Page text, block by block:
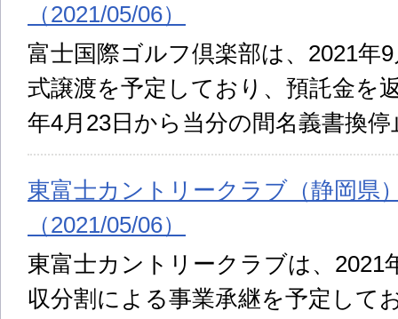
（2021/05/06）
富士国際ゴルフ倶楽部は、2021年
式譲渡を予定しており、預託金を
年4月23日から当分の間名義書換
東富士カントリークラブ（静岡
（2021/05/06）
東富士カントリークラブは、2021
収分割による事業承継を予定して